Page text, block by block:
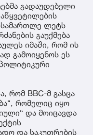
გადაუდებელი
ლეტს
გაუქმება
იმაში, რომ ის
გამოიყენოს ეს
რომ BBC-მ გასცა
რომელიც იყო
და მოიცავდა
და საკუთრების